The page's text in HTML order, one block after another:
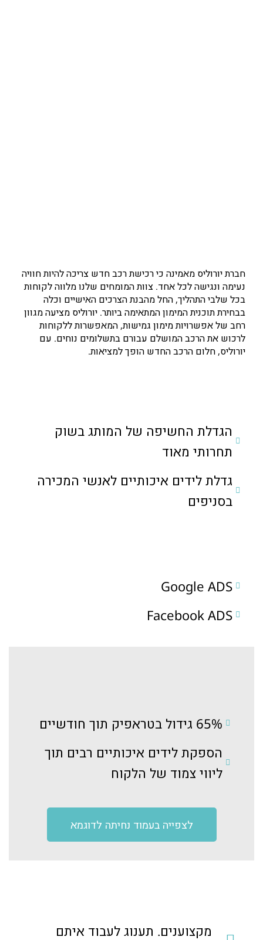
חברת יורוליס מאמינה כי רכישת רכב חדש צריכה להיות חוויה
נעימה ונגישה לכל אחד. צוות המומחים שלנו מלווה לקוחות
בכל שלבי התהליך, החל מהבנת הצרכים האישיים וכלה
בבחירת תוכנית המימון המתאימה ביותר. יורוליס מציעה מגוון
רחב של אפשרויות מימון גמישות, המאפשרות ללקוחות
לרכוש את הרכב המושלם עבורם בתשלומים נוחים. עם
יורוליס, חלום הרכב החדש הופך למציאות.
הגדלת החשיפה של המותג בשוק
תחרותי מאוד
גדלת לידים איכותיים לאנשי המכירה
בסניפים
Google ADS
Facebook ADS
65% גידול בטראפיק תוך חודשיים
הספקת לידים איכותיים רבים תוך
ליווי צמוד של הלקוח
לצפייה בעמוד נחיתה לדוגמא
מקצוענים. תענוג לעבוד איתם